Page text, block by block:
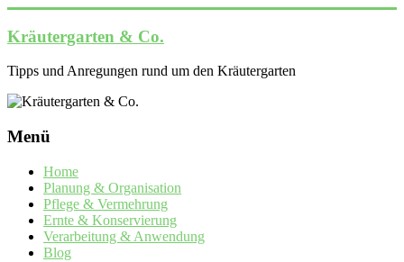
Inhalt
springen
Kräutergarten & Co.
Tipps und Anregungen rund um den Kräutergarten
Menü
Home
Planung & Organisation
Pflege & Vermehrung
Ernte & Konservierung
Verarbeitung & Anwendung
Blog